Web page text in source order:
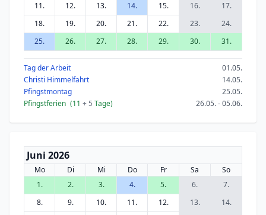
11.
12. 13. 14. 15. 16.
17.
18.
19. 20. 21. 22. 23.
24.
25.
26. 27. 28. 29. 30. 31.
Tag der Arbeit
01.05.
Christi Himmelfahrt
14.05.
Pfingstmontag
25.05.
Pfingstferien (11 + 5 Tage) 26.05. - 05.06.
Juni 2026
Mo Di Mi Do Fr Sa
So
1.
2. 3. 4. 5. 6.
7.
8.
9. 10. 11. 12. 13. 14.